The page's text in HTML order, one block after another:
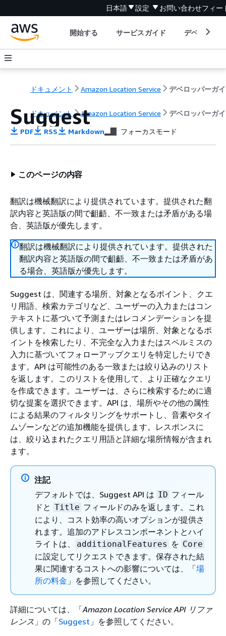
日本語 設定 お問い合わせフィー
開始する サービスガイド デベロッパ
ドキュメント Amazon Location Service デベロッパーガ
ドキュメント Amazon Location Service デベロッパーガ
Suggest
PDF RSS Markdown フォーカスモード
このページの内容
翻訳は機械翻訳により提供されています。提供された翻
訳内容と英語版の間で齟齬、不一致または矛盾がある場
合、英語版が優先します。
翻訳は機械翻訳により提供されています。提供された
翻訳内容と英語版の間で齟齬、不一致または矛盾があ
る場合、英語版が優先します。
Suggest は、関連する場所、対象となるポイント、クエ
リ用語、検索カテゴリなど、ユーザーの入力またはコン
テキストに基づいて予測またはレコメンデーションを提
供します。これにより、ユーザーは場所、対象となるポ
イントを検索したり、不完全な入力またはスペルミスの
入力に基づいてフォローアップクエリを特定したりでき
ます。API は可能性のある一致または絞り込みのリスト
を返します。このリストを使用して、より正確なクエリ
を作成できます。ユーザーは、さらに検索するために適
切な提案を選択できます。API は、場所やその他の属性
による結果のフィルタリングをサポートし、音素やタイ
ムゾーンなどの追加機能を提供します。レスポンスに
は、絞り込まれたクエリ用語と詳細な場所情報が含まれ
ます。
注記
デフォルトでは、Suggest API は ID フィール
ドと Title フィールドのみを返します。これ
により、コスト効率の高いオプションが提供さ
れます。追加のアドレスコンポーネントとハイ
ライトは、
additionalFeatures を Core
に設定してリクエストできます。保存された結
果に関連するコストへの影響については、「場
所の料金 」を参照してください。
詳細については、「Amazon Location Service API リファ
レンス 」の「Suggest 」を参照してください。